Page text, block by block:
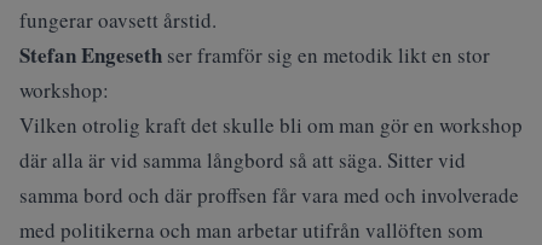
fungerar oavsett årstid.
Stefan Engeseth ser framför sig en metodik likt en stor
workshop:
Vilken otrolig kraft det skulle bli om man gör en workshop
där alla är vid samma långbord så att säga. Sitter vid
samma bord och där proffsen får vara med och involverade
med politikerna och man arbetar utifrån vallöften som